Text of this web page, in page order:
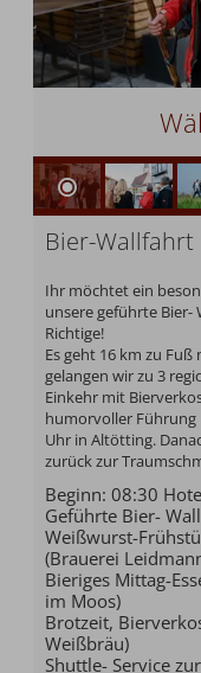
Bier-
Ihr möchtet ein
unsere geführte Bier-
Richtige!
Es geht 16 km zu
gelangen wir zu 3
Einkehr mit
humorvoller Führung
Uhr in Altötting.
zurück zur
Beginn: 08:30
Geführte Bier-
Weißwurst-
(Brauerei
Bieriges Mittag-
im Moos)
Brotzeit,
Weißbräu)
Shuttle- Service